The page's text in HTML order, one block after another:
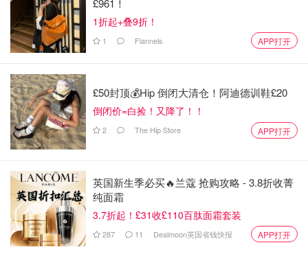
1折起+叠9折！
1 Flannels APP打开
£50封顶💰Hip 倒闭大清仓！阿迪德训鞋£20
倒闭价=白捡！又降了！！
2 The Hip Store APP打开
英国新生季必买🔥兰蔻 抢购攻略 - 3.8折收菁
纯面霜
3.7折起！£31收£110百肽面霜套装
287 11 Dealmoon英国省钱快报 APP打开